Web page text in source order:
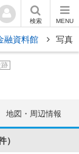
検索 MENU
融資料館 写真
跡
地図・周辺情報
）